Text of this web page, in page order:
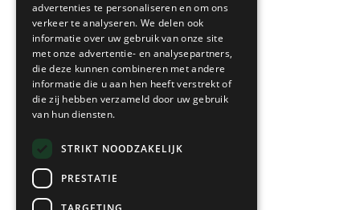
advertenties te personaliseren en om ons
verkeer te analyseren. We delen ook
informatie over uw gebruik van onze site
met onze advertentie- en analysepartners,
die deze kunnen combineren met andere
informatie die u aan hen heeft verstrekt of
die zij hebben verzameld door uw gebruik
van hun diensten.
STRIKT NOODZAKELIJK
PRESTATIE